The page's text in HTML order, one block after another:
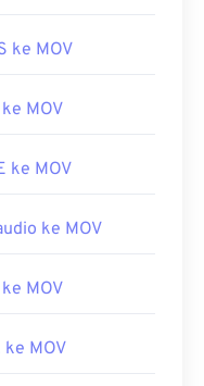
AutoCAD
dan yang
ke MOV
MOV
ke MOV
ke MOV
MOV
ke MOV